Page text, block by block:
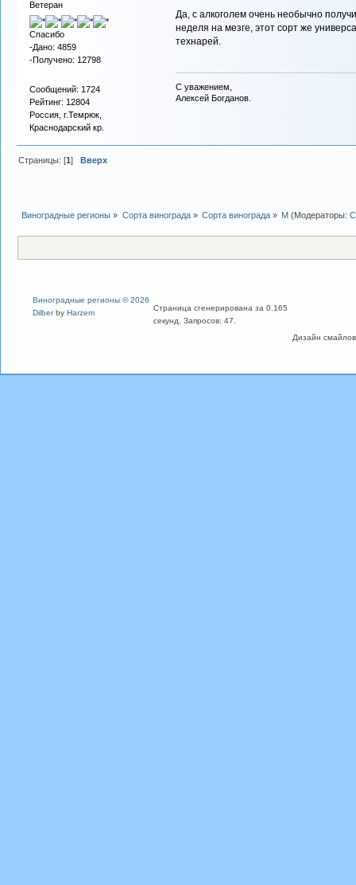
Ветеран
Спасибо
-Дано: 4859
-Получено: 12798
Сообщений: 1724
Рейтинг: 12804
Россия, г.Темрюк,
Краснодарский кр.
Да, с алкоголем очень необычно
неделя на мезге, этот сорт же
технарей.
С уважением,
Алексей Богданов.
Страницы: [1] Вверх
Виноградные регионы » Сорта винограда» Сорта винограда» М (Модераторы:
Дизайн
Виноградные регионы © 2026
Dilberby Harzem
Страница сгенерирована за 0.165
секунд. Запросов: 47.